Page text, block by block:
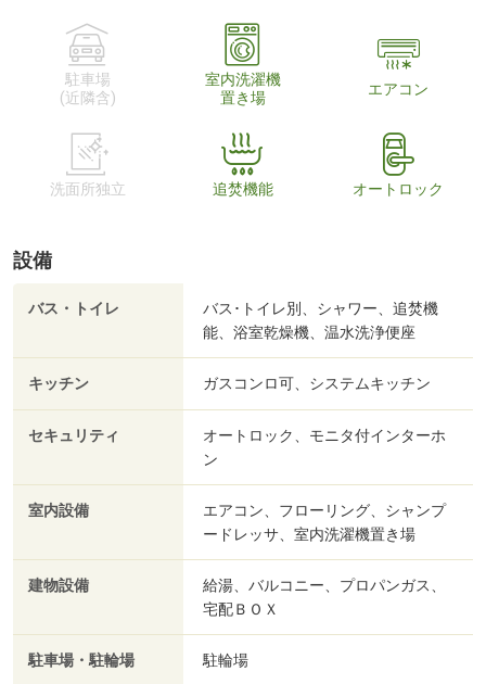
駐車場
(近隣含)
室内洗濯機
置き場
エアコン
洗面所独立 追焚機能 オートロック
設備
バス・トイレ
バス･トイレ別、シャワー、追焚機
能、浴室乾燥機、温水洗浄便座
キッチン ガスコンロ可、システムキッチン
セキュリティ
オートロック、モニタ付インターホ
ン
室内設備
エアコン、フローリング、シャンプ
ードレッサ、室内洗濯機置き場
建物設備
給湯、バルコニー、プロパンガス、
宅配ＢＯＸ
駐車場・駐輪場 駐輪場